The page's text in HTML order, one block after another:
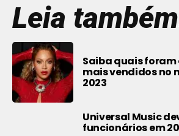
Leia
Saiba quais foram
mais vendidos no
2023
Universal Music
funcionários em